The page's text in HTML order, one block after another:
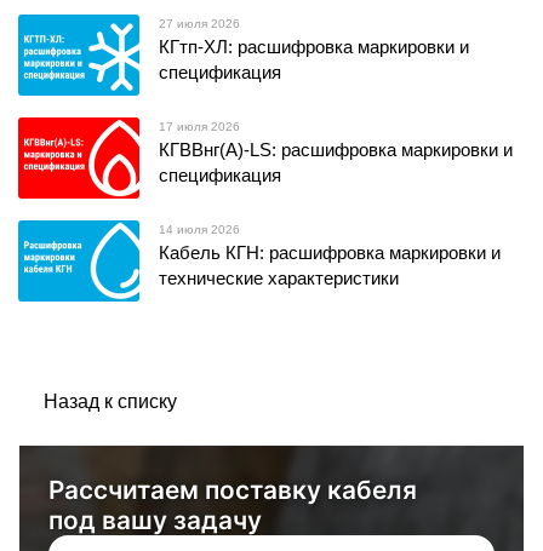
27 июля 2026
КГтп-ХЛ: расшифровка маркировки и
спецификация
17 июля 2026
КГВВнг(А)-LS: расшифровка маркировки и
спецификация
14 июля 2026
Кабель КГН: расшифровка маркировки и
технические характеристики
Назад к списку
Рассчитаем поставку кабеля
под вашу задачу